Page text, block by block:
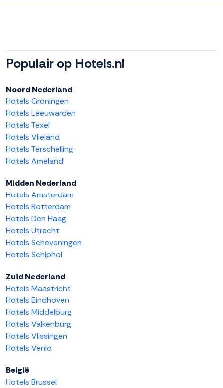
Populair op Hotels.nl
Noord Nederland
Hotels Groningen
Hotels Leeuwarden
Hotels Texel
Hotels Vlieland
Hotels Terschelling
Hotels Ameland
Midden Nederland
Hotels Amsterdam
Hotels Rotterdam
Hotels Den Haag
Hotels Utrecht
Hotels Scheveningen
Hotels Schiphol
Zuid Nederland
Hotels Maastricht
Hotels Eindhoven
Hotels Middelburg
Hotels Valkenburg
Hotels Vlissingen
Hotels Venlo
België
Hotels Brussel